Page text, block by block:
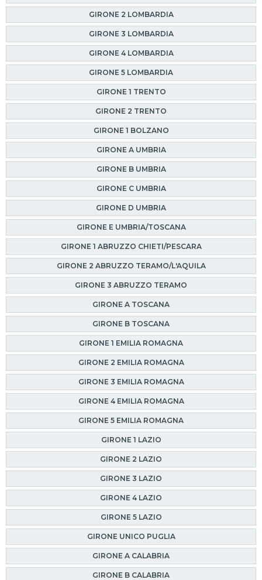
GIRONE 2 LOMBARDIA
GIRONE 3 LOMBARDIA
GIRONE 4 LOMBARDIA
GIRONE 5 LOMBARDIA
GIRONE 1 TRENTO
GIRONE 2 TRENTO
GIRONE 1 BOLZANO
GIRONE A UMBRIA
GIRONE B UMBRIA
GIRONE C UMBRIA
GIRONE D UMBRIA
GIRONE E UMBRIA/TOSCANA
GIRONE 1 ABRUZZO CHIETI/PESCARA
GIRONE 2 ABRUZZO TERAMO/L'AQUILA
GIRONE 3 ABRUZZO TERAMO
GIRONE A TOSCANA
GIRONE B TOSCANA
GIRONE 1 EMILIA ROMAGNA
GIRONE 2 EMILIA ROMAGNA
GIRONE 3 EMILIA ROMAGNA
GIRONE 4 EMILIA ROMAGNA
GIRONE 5 EMILIA ROMAGNA
GIRONE 1 LAZIO
GIRONE 2 LAZIO
GIRONE 3 LAZIO
GIRONE 4 LAZIO
GIRONE 5 LAZIO
GIRONE UNICO PUGLIA
GIRONE A CALABRIA
GIRONE B CALABRIA